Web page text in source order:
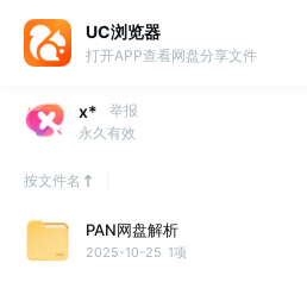
UC浏览器
打开APP查看网盘分享文件
x*
举报
永久有效
按文件名
PAN网盘解析
2025-10-25 1项